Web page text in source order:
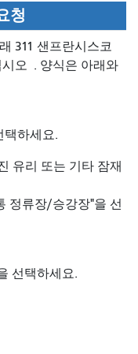
청
311 샌프란시스코
오 . 양식은 아래와
택하세요.
유리 또는 기타 잠재
정류장/승강장"을 선
선택하세요.